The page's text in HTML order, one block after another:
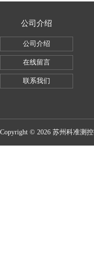
公司介绍
公司介绍
在线留言
联系我们
Copyright © 2026 苏州科准测